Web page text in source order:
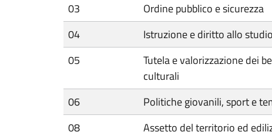
03
Ordine pubblico e sicurezza
04
Istruzione e diritto allo studio
05
Tutela e valorizzazione dei
culturali
06 Politiche giovanili, sport e
08
Assetto del territorio ed